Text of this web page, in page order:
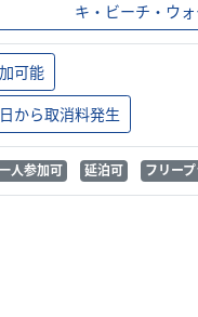
キ・ビーチ・ウ
可能
から取消料発生
人参加可 延泊可 フリー